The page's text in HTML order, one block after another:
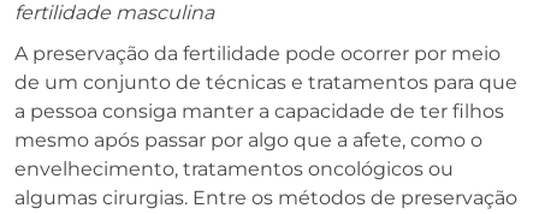
fertilidade masculina
A preservação da fertilidade pode ocorrer por meio
de um conjunto de técnicas e tratamentos para que
a pessoa consiga manter a capacidade de ter filhos
mesmo após passar por algo que a afete, como o
envelhecimento, tratamentos oncológicos ou
algumas cirurgias. Entre os métodos de preservação